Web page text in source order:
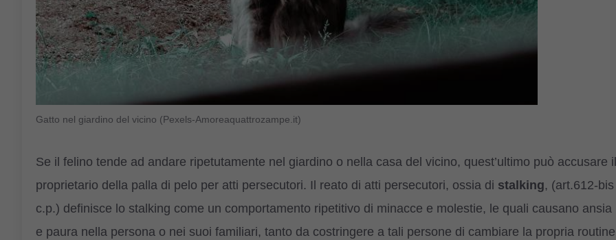
Gatto nel giardino del vicino (Pexels-Amoreaquattrozampe.it)
Se il felino tende ad andare ripetutamente nel giardino o nella casa del vicino, quest’ultimo può accusare il
proprietario della palla di pelo per atti persecutori. Il reato di atti persecutori, ossia di stalking, (art.612-bis
c.p.) definisce lo stalking come un comportamento ripetitivo di minacce e molestie, le quali causano ansia
e paura nella persona o nei suoi familiari, tanto da costringere a tali persone di cambiare la propria routine